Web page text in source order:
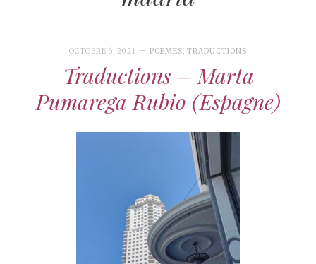
OCTOBRE 6, 2021 POÈMES,TRADUCTIONS
Traductions – Marta
Pumarega Rubio (Espagne)